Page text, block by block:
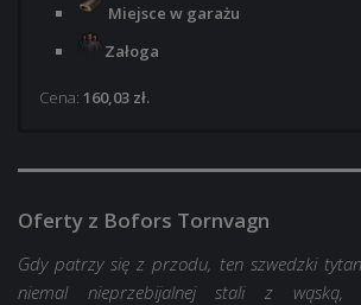
Miejsce w garażu
Załoga
Cena: 160,03 zł.
Załoga
4 000 000
Załoga z PD załogi na 3 atuty
Styl 2D: Podwójny dżinks
10 000
Oferty z Bofors Tornvagn
Gdy patrzy się z przodu, ten szwedzki
niemal nieprzebijalnej stali z wąską,